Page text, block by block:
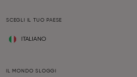
SCEGLI IL TUO PAESE
ITALIANO
IL MONDO SLOGGI